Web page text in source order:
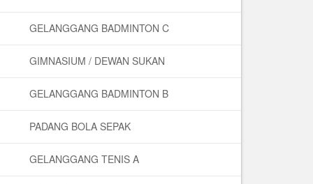
GELANGGANG BADMINTON C
GIMNASIUM / DEWAN SUKAN
GELANGGANG BADMINTON B
PADANG BOLA SEPAK
GELANGGANG TENIS A